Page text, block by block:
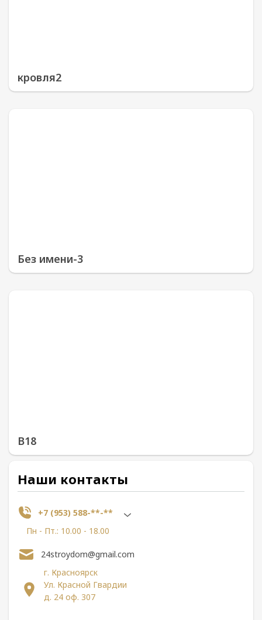
кровля2
Без имени-3
В18
Наши контакты
+7 (953) 588-**-**
Пн - Пт.: 10.00 - 18.00
г. Красноярск
Ул. Красной Гвардии
д. 24 оф. 307
24stroydom@gmail.com